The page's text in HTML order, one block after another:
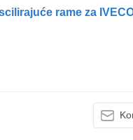
rame za